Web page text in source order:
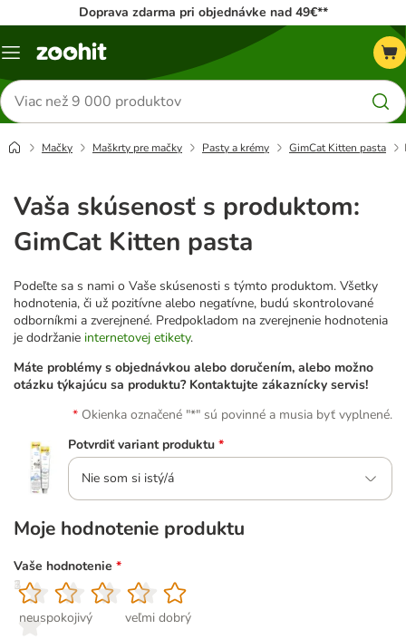
Doprava zdarma pri objednávke nad 49€**
Kategórie
Hľadať
produkty
Mačky Maškrty pre mačky Pasty a krémy GimCat Kitten pasta
Vaša skúsenosť s produktom:
GimCat Kitten pasta
Podeľte sa s nami o Vaše skúsenosti s týmto produktom. Všetky
hodnotenia, či už pozitívne alebo negatívne, budú skontrolované
odborníkmi a zverejnené. Predpokladom na zverejnenie hodnotenia
je dodržanie internetovej etikety.
Máte problémy s objednávkou alebo doručením, alebo možno
otázku týkajúcu sa produktu? Kontaktujte zákaznícky servis!
Okienka označené "*" sú povinné a musia byť vyplnené.
Potvrdiť variant produktu *
Nie som si istý/á
Moje hodnotenie produktu
Vaše hodnotenie *
1
neuspokojivý
2
3
4
5
veľmi dobrý